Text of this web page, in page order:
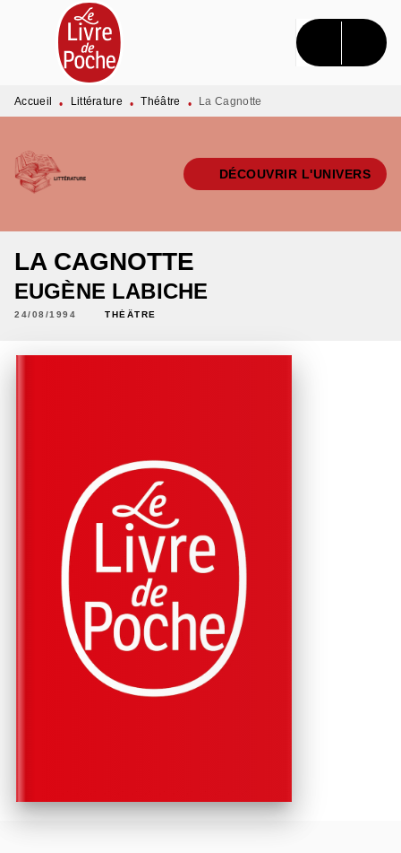
MENU RECHERCHE CONTENU
PIED DE PAGE
Accueil • Littérature • Théâtre • La Cagnotte
DÉCOUVRIR L'UNIVERS
LA CAGNOTTE
EUGÈNE LABICHE
24/08/1994 THÉÂTRE